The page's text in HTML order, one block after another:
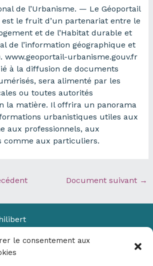
le consentement aux
de l’Urbanisme. — Le Géoportail
est le fruit d’un partenariat entre le
et de l’Habitat durable et
de l’information géographique et
www.geoportail-urbanisme.gouv.fr
à la diffusion de documents
sera alimenté par les
ou toutes autorités
la matière. Il offrira un panorama
urbanistiques utiles aux
aux professionnels, aux
comme aux particuliers.
Document suivant →